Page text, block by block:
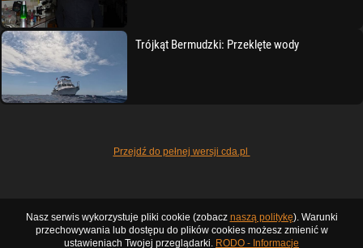
Trójkąt Bermudzki: Przeklęte wody
Przejdź do pełnej wersji cda.pl
Nasz serwis wykorzystuje pliki cookie (zobacz naszą politykę). Warunki
przechowywania lub dostępu do plików cookies możesz zmienić w
ustawieniach Twojej przeglądarki. RODO - Informacje